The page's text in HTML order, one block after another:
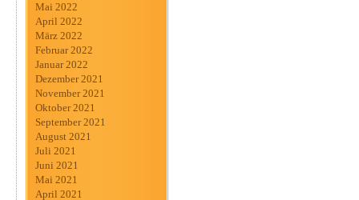
Mai 2022
April 2022
März 2022
Februar 2022
Januar 2022
Dezember 2021
November 2021
Oktober 2021
September 2021
August 2021
Juli 2021
Juni 2021
Mai 2021
April 2021